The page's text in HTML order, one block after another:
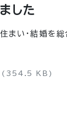
した
い・結婚を総
(354.5 KB)